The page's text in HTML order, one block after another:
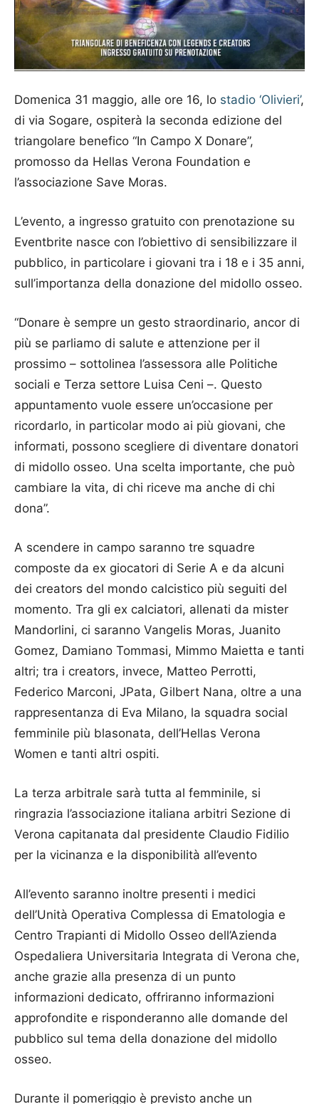
Domenica 31 maggio, alle ore 16, lo stadio ‘Olivieri’,
di via Sogare, ospiterà la seconda edizione del
triangolare benefico “In Campo X Donare”,
promosso da Hellas Verona Foundation e
l’associazione Save Moras.
L’evento, a ingresso gratuito con prenotazione su
Eventbrite nasce con l’obiettivo di sensibilizzare il
pubblico, in particolare i giovani tra i 18 e i 35 anni,
sull’importanza della donazione del midollo osseo.
“Donare è sempre un gesto straordinario, ancor di
più se parliamo di salute e attenzione per il
prossimo – sottolinea l’assessora alle Politiche
sociali e Terza settore Luisa Ceni –. Questo
appuntamento vuole essere un’occasione per
ricordarlo, in particolar modo ai più giovani, che
informati, possono scegliere di diventare donatori
di midollo osseo. Una scelta importante, che può
cambiare la vita, di chi riceve ma anche di chi
dona”.
A scendere in campo saranno tre squadre
composte da ex giocatori di Serie A e da alcuni
dei creators del mondo calcistico più seguiti del
momento. Tra gli ex calciatori, allenati da mister
Mandorlini, ci saranno Vangelis Moras, Juanito
Gomez, Damiano Tommasi, Mimmo Maietta e tanti
altri; tra i creators, invece, Matteo Perrotti,
Federico Marconi, JPata, Gilbert Nana, oltre a una
rappresentanza di Eva Milano, la squadra social
femminile più blasonata, dell’Hellas Verona
Women e tanti altri ospiti.
La terza arbitrale sarà tutta al femminile, si
ringrazia l’associazione italiana arbitri Sezione di
Verona capitanata dal presidente Claudio Fidilio
per la vicinanza e la disponibilità all’evento
All’evento saranno inoltre presenti i medici
dell’Unità Operativa Complessa di Ematologia e
Centro Trapianti di Midollo Osseo dell’Azienda
Ospedaliera Universitaria Integrata di Verona che,
anche grazie alla presenza di un punto
informazioni dedicato, offriranno informazioni
approfondite e risponderanno alle domande del
pubblico sul tema della donazione del midollo
osseo.
Durante il pomeriggio è previsto anche un